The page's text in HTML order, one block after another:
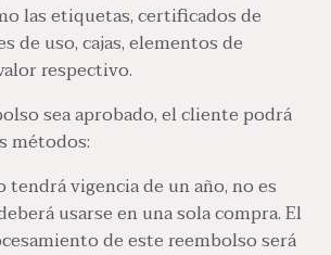
las etiquetas, certificados de
de uso, cajas, elementos de
respectivo.
sea aprobado, el cliente podrá
métodos:
tendrá vigencia de un año, no es
usarse en una sola compra. El
de este reembolso será